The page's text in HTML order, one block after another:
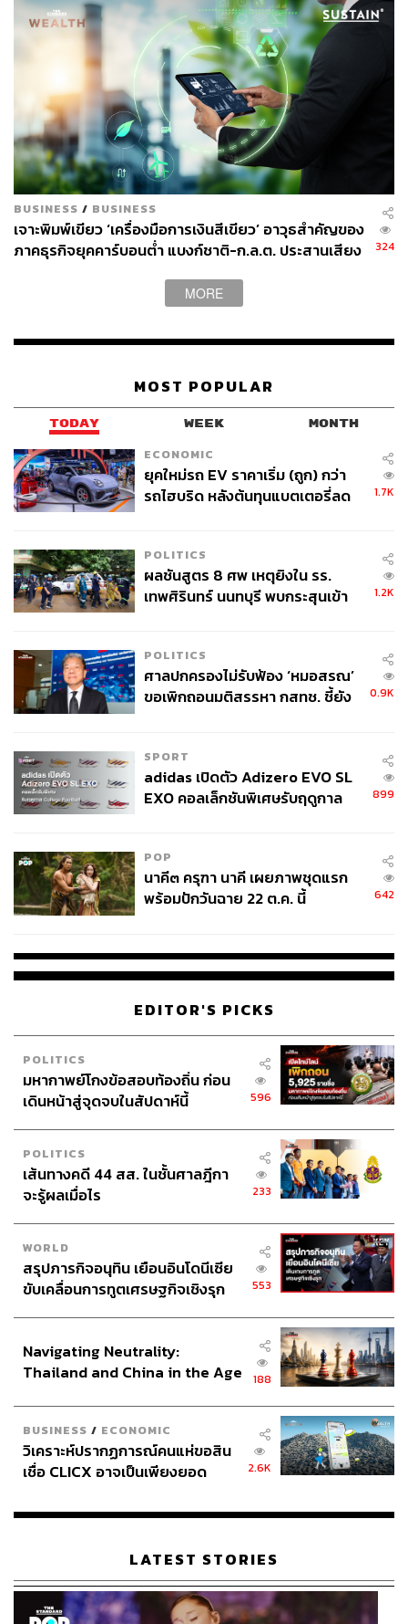
BUSINESS / BUSINESS
เจาะพิมพ์เขียว ‘เครื่องมือการเงินสีเขียว’ อาวุธสำคัญของ
ภาคธุรกิจยุคคาร์บอนต่ำ แบงก์ชาติ-ก.ล.ต. ประสานเสียง
324
MORE
MOST POPULAR
TODAY WEEK MONTH
ECONOMIC
ยุคใหม่รถ EV ราคาเริ่ม (ถูก) กว่า
รถไฮบริด หลังต้นทุนแบตเตอรี่ลด
1.7K
POLITICS
ผลชันสูตร 8 ศพ เหตุยิงใน รร.
เทพศิรินทร์ นนทบุรี พบกระสุนเข้า
1.2K
POLITICS
ศาลปกครองไม่รับฟ้อง ‘หมอสรณ’
ขอเพิกถอนมติสรรหา กสทช. ชี้ยัง
0.9K
SPORT
adidas เปิดตัว Adizero EVO SL
EXO คอลเล็กชันพิเศษรับฤดูกาล
899
POP
นาคี๓ ครุฑา นาคี เผยภาพชุดแรก
พร้อมปักวันฉาย 22 ต.ค. นี้
642
EDITOR'S PICKS
POLITICS
มหากาพย์โกงข้อสอบท้องถิ่น ก่อน
เดินหน้าสู่จุดจบในสัปดาห์นี้
596
POLITICS
เส้นทางคดี 44 สส. ในชั้นศาลฎีกา
จะรู้ผลเมื่อไร
233
WORLD
สรุปภารกิจอนุทิน เยือนอินโดนีเซีย
ขับเคลื่อนการทูตเศรษฐกิจเชิงรุก
553
Navigating Neutrality:
Thailand and China in the Age
188
BUSINESS / ECONOMIC
วิเคราะห์ปรากฏการณ์คนแห่ขอสิน
เชื่อ CLICX อาจเป็นเพียงยอด
เรือนไทยที่ถูกซุกไว้
2.6K
LATEST STORIES